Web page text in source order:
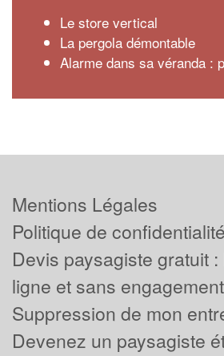
Le store vertical
La pergola démontable
Alarme dans sa véranda :
Mentions Légales
Politique de confidentialité
Devis paysagiste gratuit
ligne et sans engagement
Suppression de mon
Devenez un paysagiste